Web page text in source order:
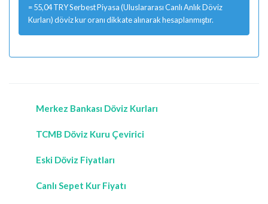
= 55,04 TRY Serbest Piyasa (Uluslararası Canlı Anlık Döviz
Kurları) döviz kur oranı dikkate alınarak hesaplanmıştır.
Merkez Bankası Döviz Kurları
TCMB Döviz Kuru Çevirici
Eski Döviz Fiyatları
Canlı Sepet Kur Fiyatı